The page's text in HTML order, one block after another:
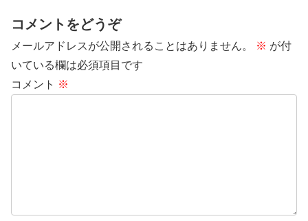
コメントをどうぞ
メールアドレスが公開されることはありません。 ※ が付
いている欄は必須項目です
コメント ※